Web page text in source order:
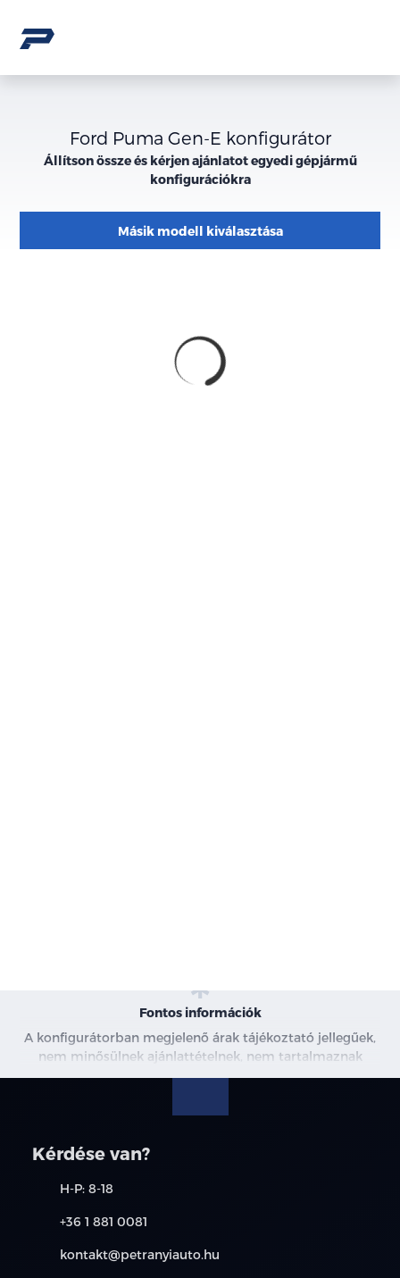
Ford Puma Gen-E konfigurátor
Állítson össze és kérjen ajánlatot egyedi gépjármű
konfigurációkra
Másik modell kiválasztása
megjelenése
Fontos információk
A konfigurátorban megjelenő árak tájékoztató jellegűek,
nem minősülnek ajánlattételnek, nem tartalmaznak
kedvezményeket. A képek csak illusztrációk. További
kapcsolatot.
Kérdése van?
H-P: 8-18
+36 1 881 0081
kontakt@petranyiauto.hu